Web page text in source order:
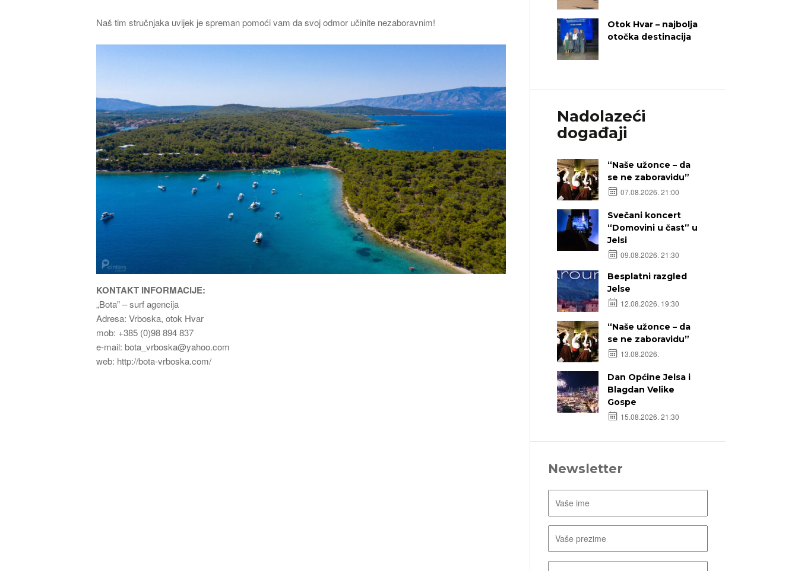
Naš tim stručnjaka uvijek je spreman pomoći vam da svoj odmor učinite nezaboravnim!
KONTAKT INFORMACIJE:
„Bota” – surf agencija
Adresa: Vrboska, otok Hvar
mob: +385 (0)98 894 837
e-mail: bota_vrboska@yahoo.com
web: http://bota-vrboska.com/
Otok Hvar – najbolja
otočka destinacija
Nadolazeći
događaji
“Naše užonce – da
se ne zaboravidu”
07.08.2026. 21:00
Svečani koncert
“Domovini u čast” u
Jelsi
09.08.2026. 21:30
Besplatni razgled
Jelse
12.08.2026. 19:30
“Naše užonce – da
se ne zaboravidu”
13.08.2026.
Dan Općine Jelsa i
Blagdan Velike
Gospe
15.08.2026. 21:30
Newsletter